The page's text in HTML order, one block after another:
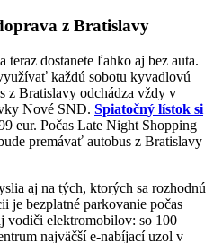
z Bratislavy
teraz dostanete ľahko aj bez auta.
každú sobotu kyvadlovú
z Bratislavy odchádza vždy v
Nové SND. Spiatočný lístok si
eur. Počas Late Night Shopping
premávať autobus z Bratislavy
aj na tých, ktorých sa rozhodnú
je bezplatné parkovanie počas
vodiči elektromobilov: so 100
najväčší e-nabíjací uzol v